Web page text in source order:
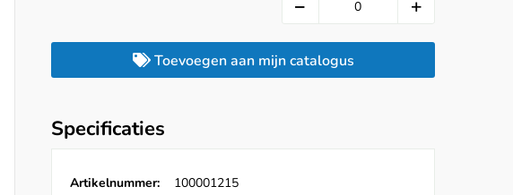
Toevoegen aan mijn catalogus
Specificaties
Artikelnummer: 100001215